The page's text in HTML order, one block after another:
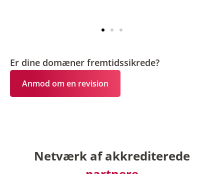
Er dine domæner fremtidssikrede?
Anmod om en revision
Netværk af akkrediterede